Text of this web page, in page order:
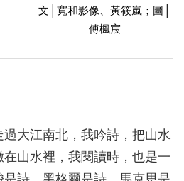
文│寬和影像、黃筱嵐；圖│
傅楓宸
過大江南北，我吟詩，把山水
山水裡，我閱讀時，也是一